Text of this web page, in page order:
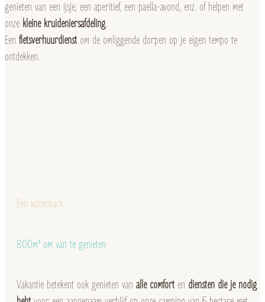
genieten van een ijsje, een aperitief, een paella-avond, enz. of helpen met
onze kleine kruideniersafdeling.
Een fietsverhuurdienst om de omliggende dorpen op je eigen tempo te
ontdekken.
Een waterpark
800m² om van te genieten
Vakantie betekent ook genieten van alle comfort en diensten die je nodig